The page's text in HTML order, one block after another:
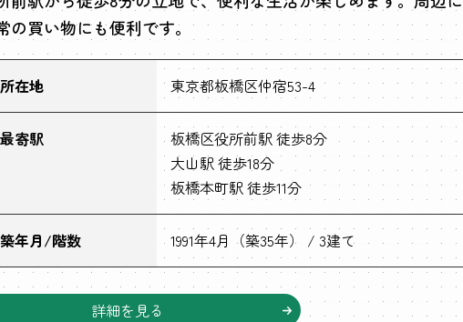
買い物にも便利です。
所在地 東京都板橋区仲宿53-4
最寄駅
板橋区役所前駅 徒歩8分
大山駅 徒歩18分
板橋本町駅 徒歩11分
築年月/階数 1991年4月（築35年） / 3建て
詳細を見る